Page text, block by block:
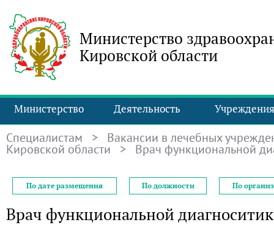
Министерство
Кировской области
Министерство Деятельность Учреждения
Специалистам > Вакансии в лечебных
Кировской области > Врач функциональной
По дате размещения По должности По
Врач функциональной